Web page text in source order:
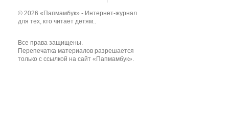
© 2026 «Папмамбук» - Интернет-журнал
для тех, кто читает детям..
Все права защищены.
Перепечатка материалов разрешается
только с ссылкой на сайт «Папмамбук».